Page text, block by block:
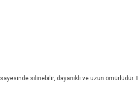
sayesinde silinebilir, dayanıklı ve uzun ömürlüdür.